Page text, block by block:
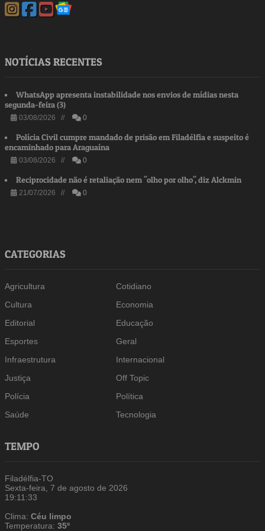
NOTÍCIAS RECENTES
WhatsApp apresenta instabilidade nos envios de mídias nesta
segunda-feira (3)
03/08/2026 // 0
Polícia Civil cumpre mandado de prisão em Filadélfia e suspeito é
encaminhado para Araguaína
03/08/2026 // 0
Reciprocidade não é retaliação nem "olho por olho", diz Alckmin
21/07/2026 // 0
CATEGORIAS
Agricultura
Cotidiano
Cultura
Economia
Editorial
Educação
Esportes
Geral
Infraestrutura
Internacional
Justiça
Off Topic
Polícia
Política
Saúde
Tecnologia
TEMPO
Filadélfia-TO
Sexta-feira, 7 de agosto de 2026
19:11:34
Clima:Céu limpo
Temperatura:35º